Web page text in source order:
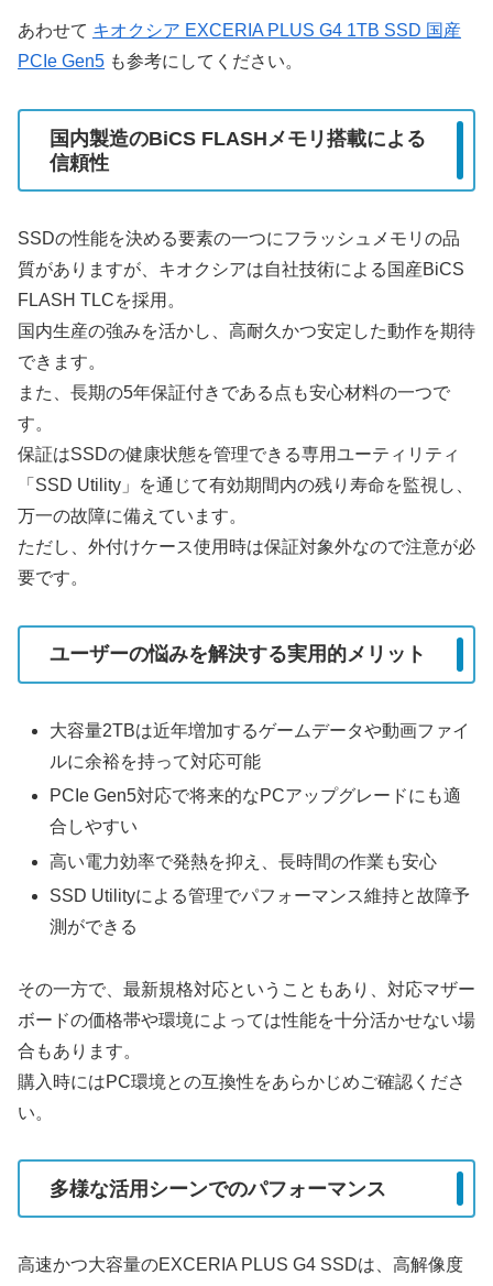
あわせて キオクシア EXCERIA PLUS G4 1TB SSD 国産
PCIe Gen5 も参考にしてください。
国内製造のBiCS FLASHメモリ搭載による
信頼性
SSDの性能を決める要素の一つにフラッシュメモリの品
質がありますが、キオクシアは自社技術による国産BiCS
FLASH TLCを採用。
国内生産の強みを活かし、高耐久かつ安定した動作を期待
できます。
また、長期の5年保証付きである点も安心材料の一つで
す。
保証はSSDの健康状態を管理できる専用ユーティリティ
「SSD Utility」を通じて有効期間内の残り寿命を監視し、
万一の故障に備えています。
ただし、外付けケース使用時は保証対象外なので注意が必
要です。
ユーザーの悩みを解決する実用的メリット
大容量2TBは近年増加するゲームデータや動画ファイ
ルに余裕を持って対応可能
PCIe Gen5対応で将来的なPCアップグレードにも適
合しやすい
高い電力効率で発熱を抑え、長時間の作業も安心
SSD Utilityによる管理でパフォーマンス維持と故障予
測ができる
その一方で、最新規格対応ということもあり、対応マザー
ボードの価格帯や環境によっては性能を十分活かせない場
合もあります。
購入時にはPC環境との互換性をあらかじめご確認くださ
い。
多様な活用シーンでのパフォーマンス
高速かつ大容量のEXCERIA PLUS G4 SSDは、高解像度